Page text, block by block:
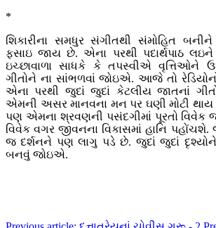
*
શિકારીના સમધુર સંગીતથી સંમોહિત
ફસાઇ જાય છે. એના પરથી પદાર્થપાઠ લઇને
ઇચ્છાવાળા સાધકે કે તપસ્વીએ વૃત્તિઓને
ગીતોને ના સાંભળવાં જોઇએ. આજે તો
એના પરથી જુદાં જુદાં કેટલીય જાતનાં
એમની અસર માનવના મન પર ઘણી મોટી
પણ એમના શ્રવણની પસંદગીમાં પૂરતો વિવેક
વિવેક વગર જીવનના વિકાસમાં હાનિ
જ દર્શનને પણ લાગુ પડે છે. જુદાં જુદાં દૃશ્યોને
બનવું જોઇએ.